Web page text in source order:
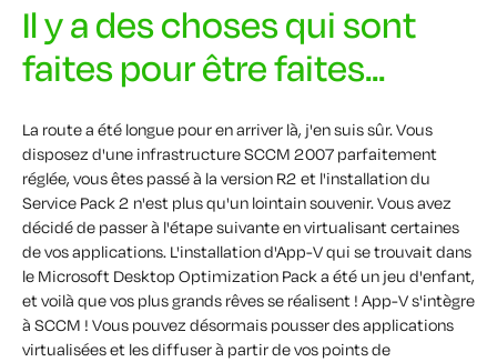
Il y a des choses qui sont
faites pour être faites...
La route a été longue pour en arriver là, j'en suis sûr. Vous
disposez d'une infrastructure SCCM 2007 parfaitement
réglée, vous êtes passé à la version R2 et l'installation du
Service Pack 2 n'est plus qu'un lointain souvenir. Vous avez
décidé de passer à l'étape suivante en virtualisant certaines
de vos applications. L'installation d'App-V qui se trouvait dans
le Microsoft Desktop Optimization Pack a été un jeu d'enfant,
et voilà que vos plus grands rêves se réalisent ! App-V s'intègre
à SCCM ! Vous pouvez désormais pousser des applications
virtualisées et les diffuser à partir de vos points de